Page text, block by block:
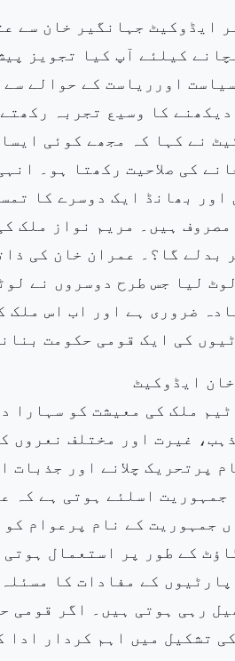
ایڈوکیٹ جہانگیر خان سے
کیلئے آپ کیا تجویز
اورریاست کے حوالے
کا وسیع تجربہ
نے کہا کہ مجھے کوئی
کی صلاحیت رکھتا ہو۔
اور بھانڈ ایک دوسرے کا
ہیں۔ مریم نواز ملک
بدلے گا؟۔ عمران خان کی
لیا جس طرح دوسروں نے
ضروری ہے اور اب اس
کی ایک قومی حکومت بنانے میں
ملک کی معیشت کو
غیرت اور مختلف نعروں
پرتحریک چلانے اور
جمہوریت اسلئے ہوتی ہے کہ
جمہوریت کے نام پرعوام
کے طور پر استعمال
کے مفادات کا
رہی ہوتی ہیں۔ اگر
تشکیل میں اہم کردار